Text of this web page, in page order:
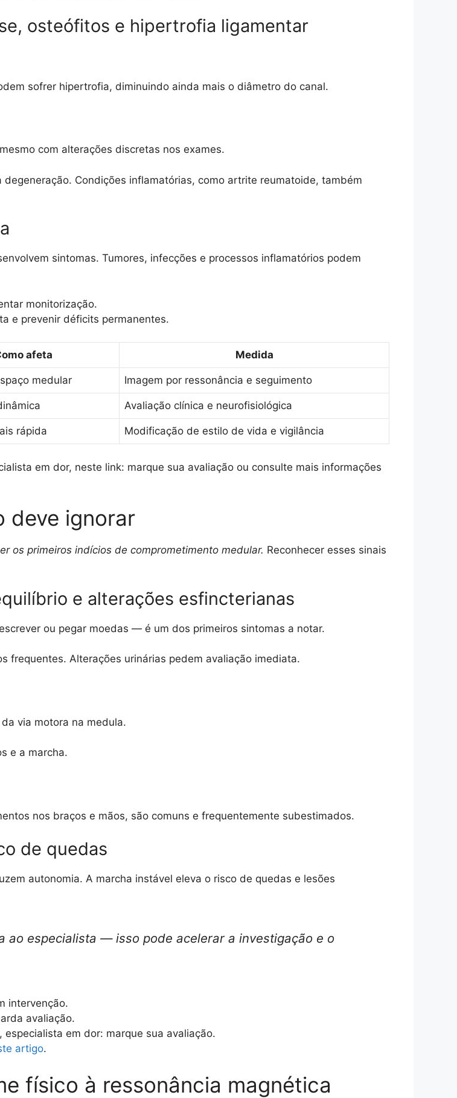
osteófitos e hipertrofia ligamentar
sofrer hipertrofia, diminuindo ainda mais o diâmetro do canal.
com alterações discretas nos exames.
Condições inflamatórias, como artrite reumatoide, também
sintomas. Tumores, infecções e processos inflamatórios podem
monitorização.
e prevenir déficits permanentes.
afeta Medida
medular Imagem por ressonância e seguimento
Avaliação clínica e neurofisiológica
rápida Modificação de estilo de vida e vigilância
em dor, neste link: marque sua avaliação ou consulte mais informações
deve ignorar
os primeiros indícios de comprometimento medular. Reconhecer esses sinais
e alterações esfincterianas
ou pegar moedas — é um dos primeiros sintomas a notar.
frequentes. Alterações urinárias pedem avaliação imediata.
via motora na medula.
e a marcha.
nos braços e mãos, são comuns e frequentemente subestimados.
de quedas
autonomia. A marcha instável eleva o risco de quedas e lesões
ao especialista — isso pode acelerar a investigação e o
intervenção.
avaliação.
em dor: marque sua avaliação.
artigo.
físico à ressonância magnética